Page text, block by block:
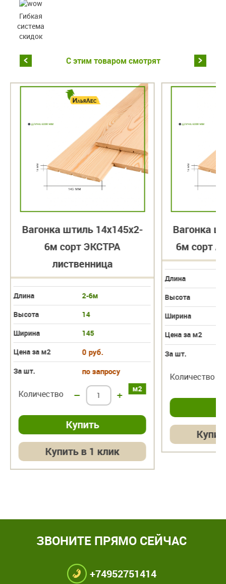
Гибкая
система
скидок
С этим товаром смотрят
Вагонка штиль 14х145х2-
6м сорт ЭКСТРА
лиственница
Длина
2-6м
Высота
14
Ширина
145
Цена за м2
0 руб.
За шт. по запросу
м2
Количество – +
Купить в 1 клик
Вагонка
6м сорт
Длина
Высота
Ширина
Цена за м2
За шт.
Количество
ЗВОНИТЕ ПРЯМО СЕЙЧАС
+74952751414